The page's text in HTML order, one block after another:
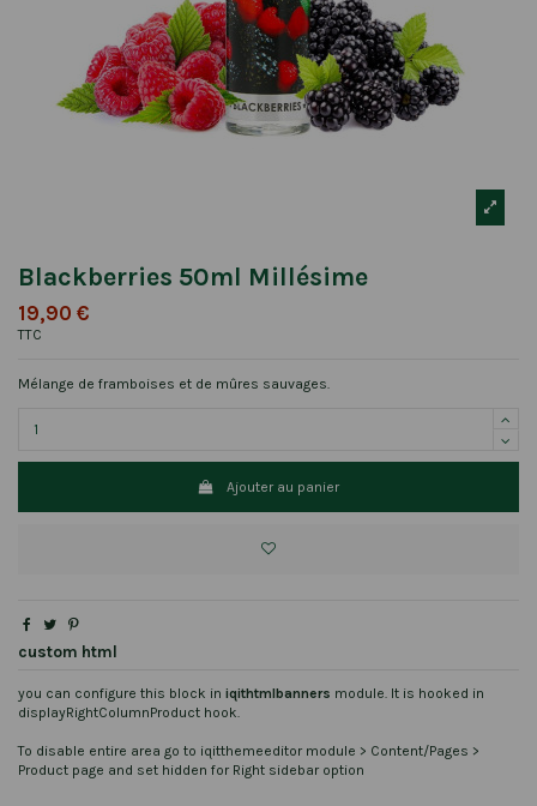
Blackberries 50ml Millésime
19,90 €
TTC
Mélange de framboises et de mûres sauvages.
Ajouter au panier
custom html
you can configure this block in iqithtmlbanners module. It is hooked in
displayRightColumnProduct hook.
To disable entire area go to iqitthemeeditor module > Content/Pages >
Product page and set hidden for Right sidebar option